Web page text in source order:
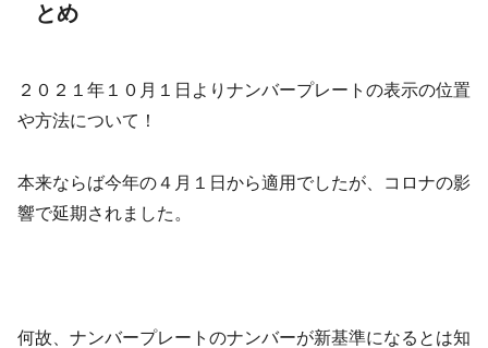
とめ
２０２１年１０月１日よりナンバープレートの表示の位置
や方法について！
本来ならば今年の４月１日から適用でしたが、コロナの影
響で延期されました。
何故、ナンバープレートのナンバーが新基準になるとは知